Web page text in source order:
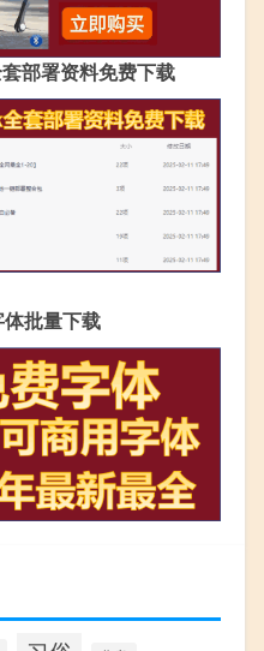
部署资料免费下载
批量下载